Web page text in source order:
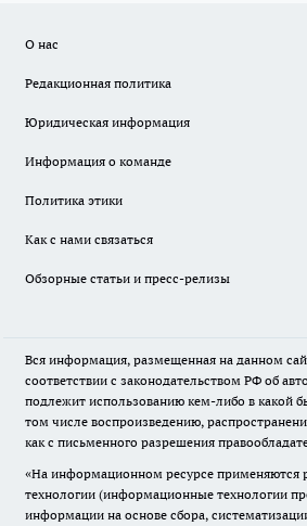
О нас
Редакционная политика
Юридическая информация
Информация о команде
Политика этики
Как с нами связаться
Обзорные статьи и пресс-релизы
Вся информация, размещенная на данном
соответствии с законодательством РФ об
подлежит использованию кем-либо в какой
том числе воспроизведению,
как с письменного разрешения
«На информационном ресурсе применяются
технологии (информационные технологии
информации на основе сбора,